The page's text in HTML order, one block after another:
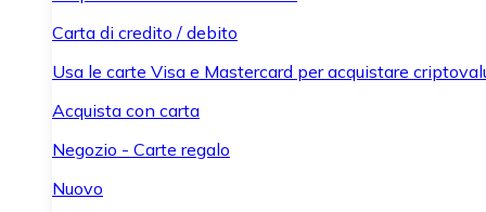
Carta di credito / debito
Usa le carte Visa e Mastercard per acquistare
Acquista con carta
Negozio - Carte regalo
Nuovo